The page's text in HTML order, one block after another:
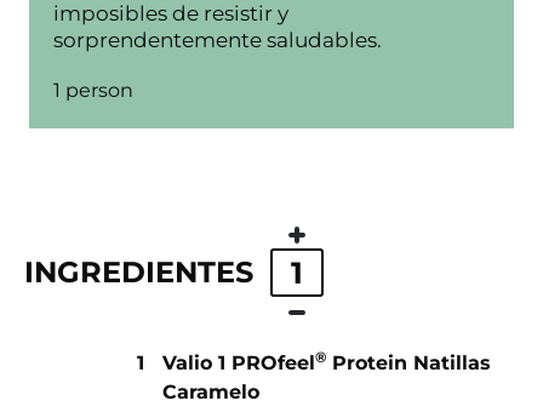
imposibles de resistir y
sorprendentemente saludables.
1 person
INGREDIENTES 1
1 Valio 1 PROfeel® Protein Natillas
Caramelo